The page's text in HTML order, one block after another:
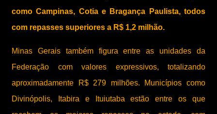
como Campinas, Cotia e Bragança Paulista, todos
com repasses superiores a R$ 1,2 milhão.
Minas Gerais também figura entre as unidades da
Federação com valores expressivos, totalizando
aproximadamente R$ 279 milhões. Municípios como
Divinópolis, Itabira e Ituiutaba estão entre os que